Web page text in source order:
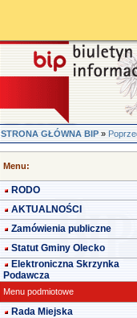
STRONA GŁÓWNA BIP»
Menu:
RODO
AKTUALNOŚCI
Zamówienia publiczne
Statut Gminy Olecko
Elektroniczna Skrzynka
Podawcza
Menu podmiotowe
Rada Miejska